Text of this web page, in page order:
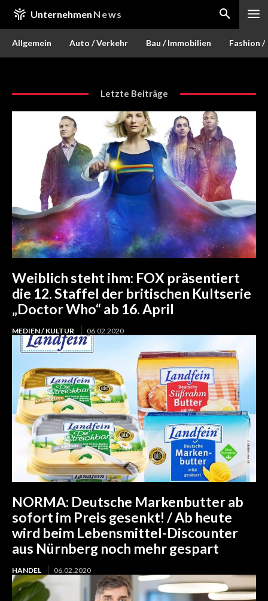
Unternehmen News
Allgemein Auto / Verkehr Bau / Immobilien Fashion /
Letzte Beiträge
Weiblich steht ihm: FOX präsentiert
die 12. Staffel der britischen Kultserie
„Doctor Who“ ab 16. April
MEDIEN / KULTUR 06.02.2020
NORMA: Deutsche Markenbutter ab
sofort im Preis gesenkt! / Ab heute
wird beim Lebensmittel-Discounter
aus Nürnberg noch mehr gespart
HANDEL 06.02.2020